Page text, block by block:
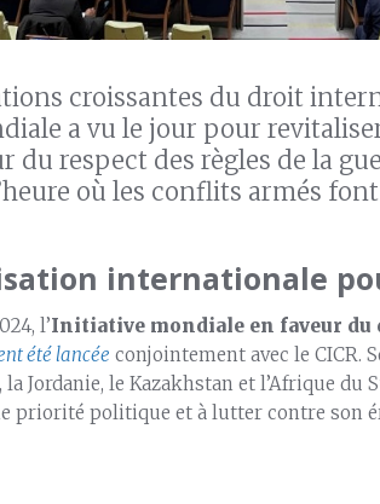
croissantes du droit
a vu le jour pour
du respect des règles de la
où les conflits armés
internationale
l’Initiative mondiale en faveur
été lancée conjointement avec le CICR.
la Jordanie, le Kazakhstan et l’Afrique
priorité politique et à lutter contre son